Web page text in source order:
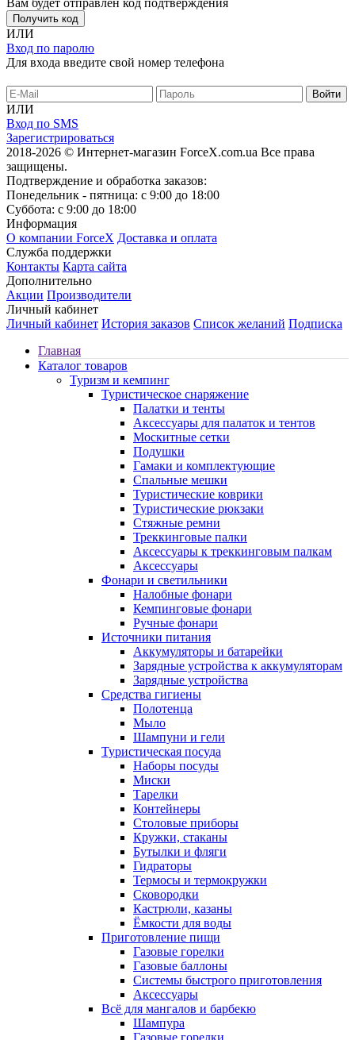
Получить код
ИЛИ
Вход по паролю
Для входа введите свой номер телефона
ИЛИ
Вход по SMS
Зарегистрироваться
2018-2026 © Интернет-магазин ForceX.com.ua Все права
защищены.
Подтверждение и обработка заказов:
Понедельник - пятница: с 9:00 до 18:00
Суббота: с 9:00 до 18:00
Информация
О компании ForceX Доставка и оплата
Служба поддержки
Контакты Карта сайта
Дополнительно
Акции Производители
Личный кабинет
Личный кабинет История заказов Список желаний Подписка
Главная
Каталог товаров
Туризм и кемпинг
Туристическое снаряжение
Палатки и тенты
Аксессуары для палаток и тентов
Москитные сетки
Подушки
Гамаки и комплектующие
Спальные мешки
Туристические коврики
Туристические рюкзаки
Стяжные ремни
Треккинговые палки
Аксессуары к треккинговым палкам
Аксессуары
Фонари и светильники
Налобные фонари
Кемпинговые фонари
Ручные фонари
Источники питания
Аккумуляторы и батарейки
Зарядные устройства к аккумуляторам
Зарядные устройства
Средства гигиены
Полотенца
Мыло
Шампуни и гели
Туристическая посуда
Наборы посуды
Миски
Тарелки
Контейнеры
Столовые приборы
Кружки, стаканы
Бутылки и фляги
Гидраторы
Термосы и термокружки
Сковородки
Кастрюли, казаны
Ёмкости для воды
Приготовление пищи
Газовые горелки
Газовые баллоны
Системы быстрого приготовления
Аксессуары
Всё для мангалов и барбекю
Шампура
Газовые горелки